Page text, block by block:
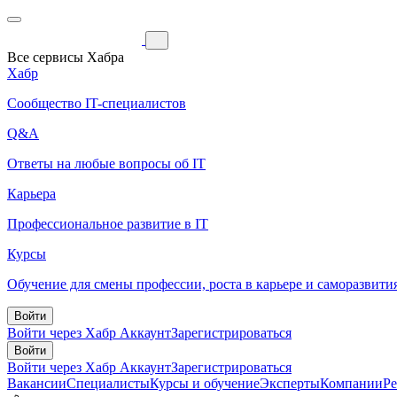
Все сервисы Хабра
Хабр
Сообщество IT-специалистов
Q&A
Ответы на любые вопросы об IT
Карьера
Профессиональное развитие в IT
Курсы
Обучение для смены профессии, роста в карьере и
Войти
Войти через Хабр АккаунтЗарегистрироваться
Войти
Войти через Хабр АккаунтЗарегистрироваться
ВакансииСпециалистыКурсы и обучениеЭкспертыКомпании